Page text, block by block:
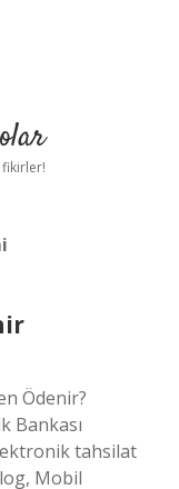
fikirler!
Ödenir?
Bankası
tahsilat
Mobil